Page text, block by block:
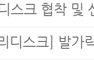
경통 문의 (디스크내장
크] 발가락 마비